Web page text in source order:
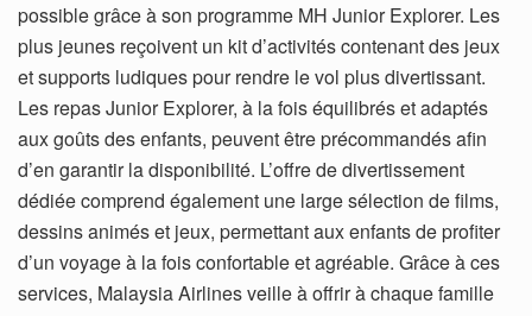
possible grâce à son programme MH Junior Explorer. Les
plus jeunes reçoivent un kit d’activités contenant des jeux
et supports ludiques pour rendre le vol plus divertissant.
Les repas Junior Explorer, à la fois équilibrés et adaptés
aux goûts des enfants, peuvent être précommandés afin
d’en garantir la disponibilité. L’offre de divertissement
dédiée comprend également une large sélection de films,
dessins animés et jeux, permettant aux enfants de profiter
d’un voyage à la fois confortable et agréable. Grâce à ces
services, Malaysia Airlines veille à offrir à chaque famille